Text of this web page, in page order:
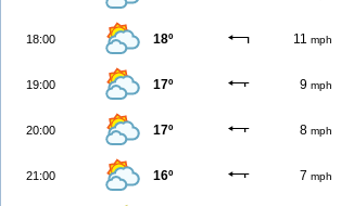
18:00 18º 11 mph
19:00 17º 9 mph
20:00 17º 8 mph
21:00 16º 7 mph